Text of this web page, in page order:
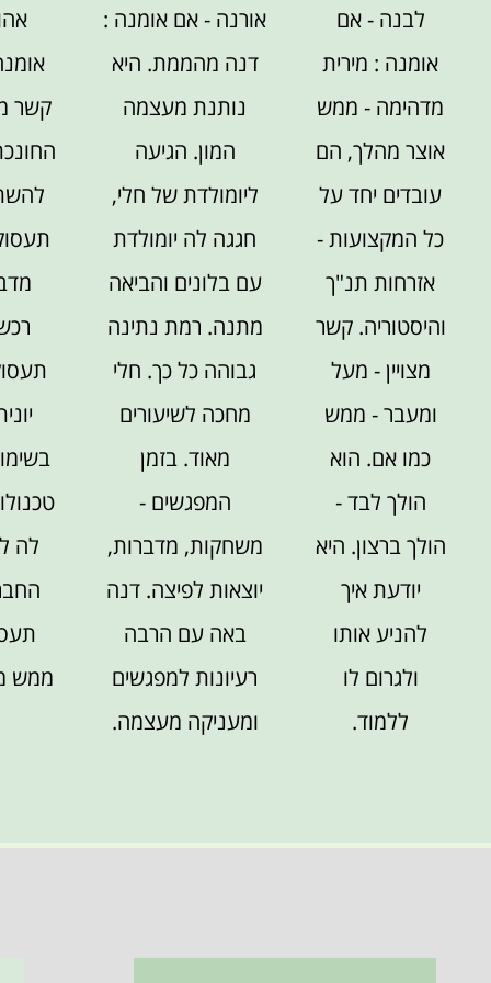
לבנה - אם
אומנה : מירית
מדהימה - ממש
אוצר מהלך, הם
עובדים יחד על
כל המקצועות -
אזרחות תנ"ך
והיסטוריה. קשר
מצויין - מעל
ומעבר - ממש
כמו אם. הוא
הולך לבד -
הולך ברצון. היא
יודעת איך
להניע אותו
ולגרום לו
ללמוד.
אורנה - אם אומנה :
דנה מהממת. היא
נותנת מעצמה
המון. הגיעה
ליומולדת של חלי,
חגגה לה יומולדת
עם בלונים והביאה
מתנה. רמת נתינה
גבוהה כל כך. חלי
מחכה לשיעורים
מאוד. בזמן
המפגשים -
משחקות, מדברות,
יוצאות לפיצה. דנה
באה עם הרבה
רעיונות למפגשים
ומעניקה מעצמה.
קשר
לה
ממש